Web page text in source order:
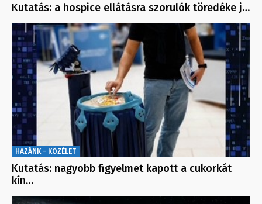
Kutatás: a hospice ellátásra szorulók töredéke j…
HAZÁNK - KÖZÉLET
Kutatás: nagyobb figyelmet kapott a cukorkát
kín…